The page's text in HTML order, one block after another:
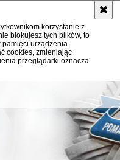
korzystanie z
blokujesz tych plików, to
pamięci urządzenia.
cookies, zmieniając
przeglądarki oznacza